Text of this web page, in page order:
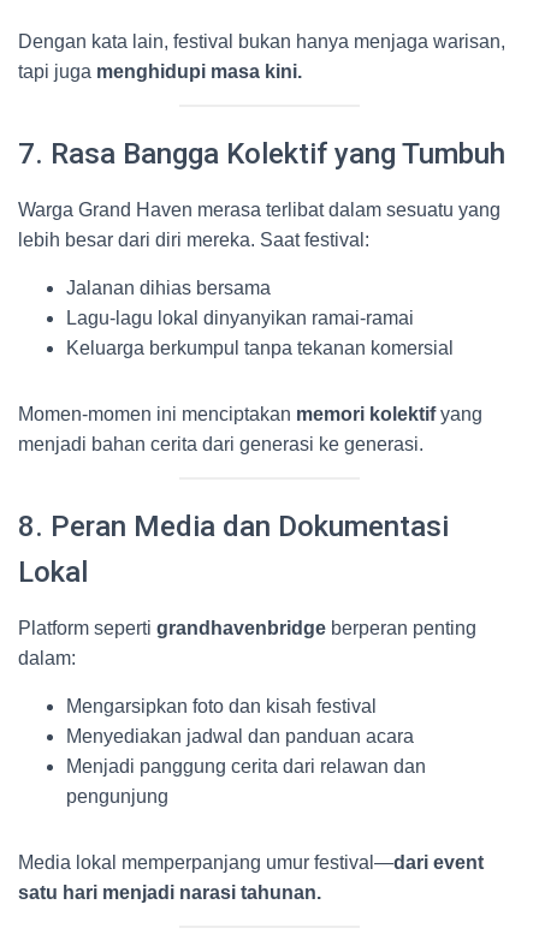
Dengan kata lain, festival bukan hanya menjaga warisan,
tapi juga menghidupi masa kini.
7. Rasa Bangga Kolektif yang Tumbuh
Warga Grand Haven merasa terlibat dalam sesuatu yang
lebih besar dari diri mereka. Saat festival:
Jalanan dihias bersama
Lagu-lagu lokal dinyanyikan ramai-ramai
Keluarga berkumpul tanpa tekanan komersial
Momen-momen ini menciptakan memori kolektifyang
menjadi bahan cerita dari generasi ke generasi.
8. Peran Media dan Dokumentasi
Lokal
Platform seperti grandhavenbridge berperan penting
dalam:
Mengarsipkan foto dan kisah festival
Menyediakan jadwal dan panduan acara
Menjadi panggung cerita dari relawan dan
pengunjung
Media lokal memperpanjang umur festival—dari event
satu hari menjadi narasi tahunan.